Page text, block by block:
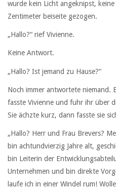
wurde kein Licht angeknipst,
Zentimeter beiseite gezogen.
„Hallo?“ rief Vivienne.
Keine Antwort.
„Hallo? Ist jemand zu Hause?“
Noch immer antwortete niemand.
fasste Vivienne und fuhr ihr über
Sie ächzte kurz, dann fasste sie
„Hallo? Herr und Frau Brevers?
bin achtundvierzig Jahre alt,
bin Leiterin der
Unternehmen und bin direkte
laufe ich in einer Windel rum!